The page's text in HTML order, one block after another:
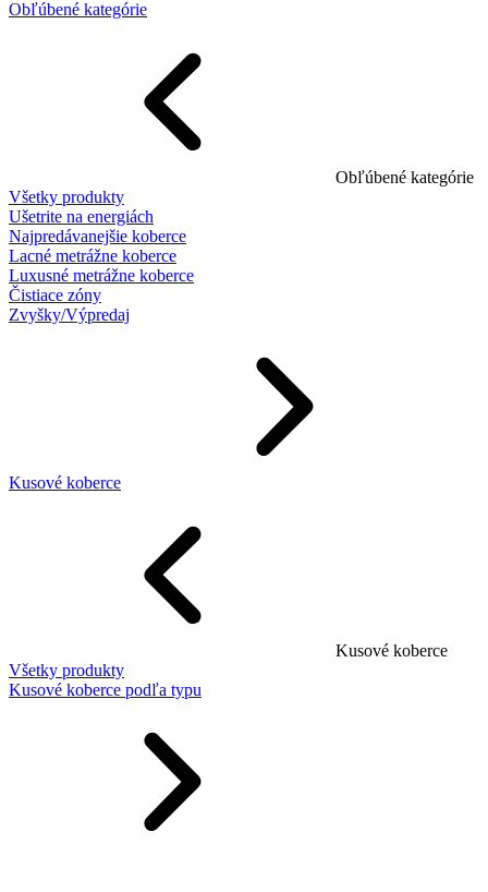
Obľúbené kategórie
Obľúbené kategórie
Všetky produkty
Ušetrite na energiách
Najpredávanejšie koberce
Lacné metrážne koberce
Luxusné metrážne koberce
Čistiace zóny
Zvyšky/Výpredaj
Kusové koberce
Kusové koberce
Všetky produkty
Kusové koberce podľa typu